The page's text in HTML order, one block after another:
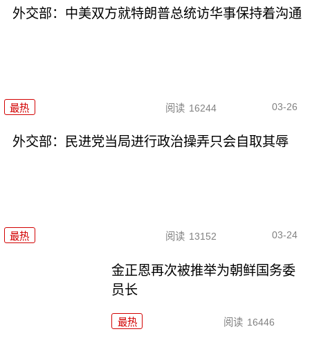
外交部：中美双方就特朗普总统访华事保持着沟通
最热 阅读 16244 03-26
外交部：民进党当局进行政治操弄只会自取其辱
最热 阅读 13152 03-24
金正恩再次被推举为朝鲜国务委
员长
最热 阅读 16446